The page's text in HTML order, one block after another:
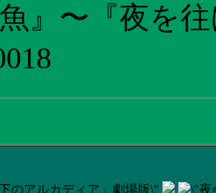
』〜『夜を